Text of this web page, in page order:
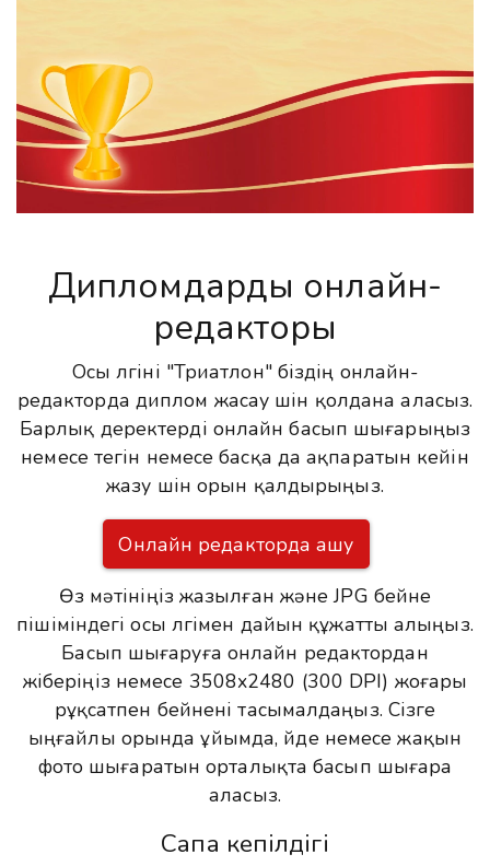
Дипломдардың онлайн-
редакторы
Осы үлгіні "Триатлон" біздің онлайн-
редакторда диплом жасау үшін қолдана аласыз.
Барлық деректерді онлайн басып шығарыңыз
немесе тегін немесе басқа да ақпаратын кейін
жазу үшін орын қалдырыңыз.
Онлайн редакторда ашу
Өз мәтініңіз жазылған және JPG бейне
пішіміндегі осы үлгімен дайын құжатты алыңыз.
Басып шығаруға онлайн редактордан
жіберіңіз немесе 3508x2480 (300 DPI) жоғары
рұқсатпен бейнені тасымалдаңыз. Сізге
ыңғайлы орында ұйымда, үйде немесе жақын
фото шығаратын орталықта басып шығара
аласыз.
Сапа кепілдігі